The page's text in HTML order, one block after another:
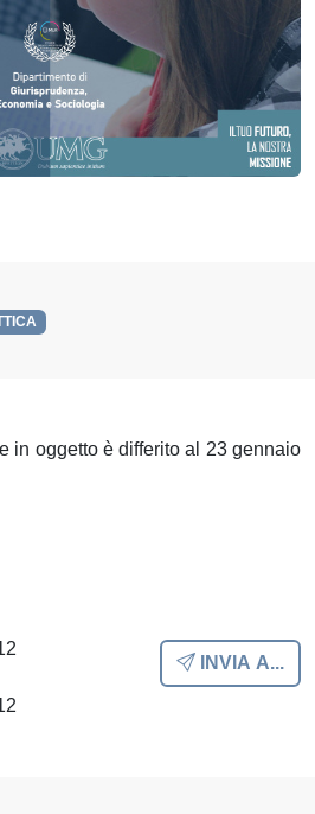
in oggetto è differito al 23 gennaio
INVIA A...